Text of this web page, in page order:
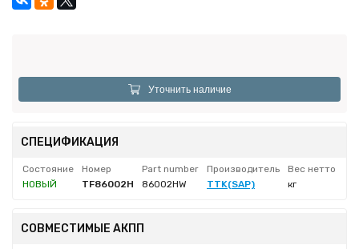
Уточнить наличие
СПЕЦИФИКАЦИЯ
Состояние Номер Part number Производитель
Вес нетто
НОВЫЙ
TF86002H 86002HW TTK(SAP) кг
СОВМЕСТИМЫЕ АКПП